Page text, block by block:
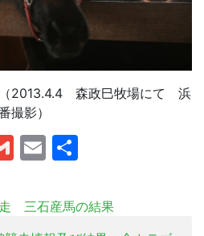
（2013.4.4 森政巳牧場にて 浜
撮影）
Gmail
Email
三石産馬の結果